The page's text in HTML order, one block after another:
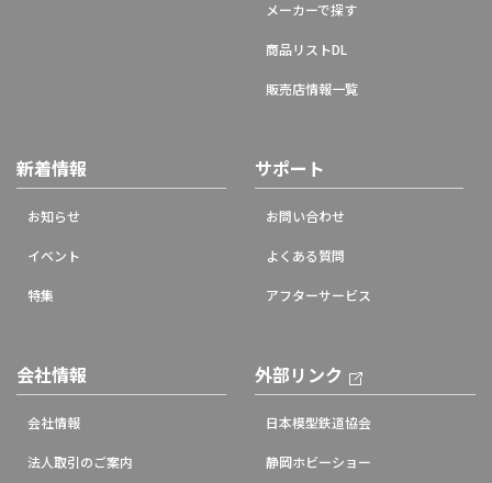
メーカーで探す
商品リストDL
販売店情報一覧
新着情報
お知らせ
イベント
特集
サポート
お問い合わせ
よくある質問
アフターサービス
会社情報
会社情報
法人取引のご案内
外部リンク
日本模型鉄道協会
静岡ホビーショー